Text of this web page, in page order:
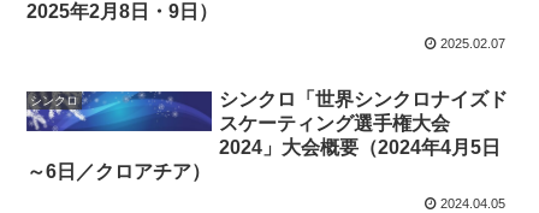
2025年2月8日・9日）
2025.02.07
シンクロ
シンクロ「世界シンクロナイズド
スケーティング選手権大会
2024」大会概要（2024年4月5日
～6日／クロアチア）
2024.04.05